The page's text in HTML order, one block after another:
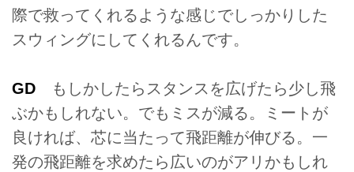
際で救ってくれるような感じでしっかりした
スウィングにしてくれるんです。
GD もしかしたらスタンスを広げたら少し飛
ぶかもしれない。でもミスが減る。ミートが
良ければ、芯に当たって飛距離が伸びる。一
発の飛距離を求めたら広いのがアリかもしれ